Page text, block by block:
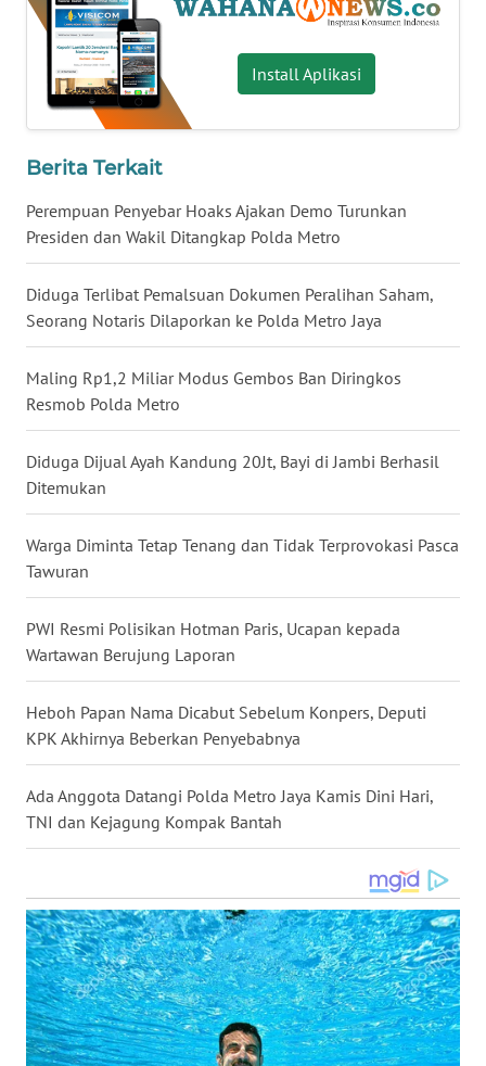
Install Aplikasi
Berita Terkait
Perempuan Penyebar Hoaks Ajakan Demo Turunkan
Presiden dan Wakil Ditangkap Polda Metro
Diduga Terlibat Pemalsuan Dokumen Peralihan Saham,
Seorang Notaris Dilaporkan ke Polda Metro Jaya
Maling Rp1,2 Miliar Modus Gembos Ban Diringkos
Resmob Polda Metro
Diduga Dijual Ayah Kandung 20Jt, Bayi di Jambi Berhasil
Ditemukan
Warga Diminta Tetap Tenang dan Tidak Terprovokasi Pasca
Tawuran
PWI Resmi Polisikan Hotman Paris, Ucapan kepada
Wartawan Berujung Laporan
Heboh Papan Nama Dicabut Sebelum Konpers, Deputi
KPK Akhirnya Beberkan Penyebabnya
Ada Anggota Datangi Polda Metro Jaya Kamis Dini Hari,
TNI dan Kejagung Kompak Bantah
WN
BABEL
WN
SUMBAR
SUMSEL
BENGKULU
WN
LAMPUNG
WN
JATENG
WN
NUSANTARA
WN
WN
WN
KALTENG
WN
KALTARA